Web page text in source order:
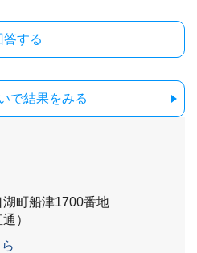
で結果をみる
町船津1700番地
）